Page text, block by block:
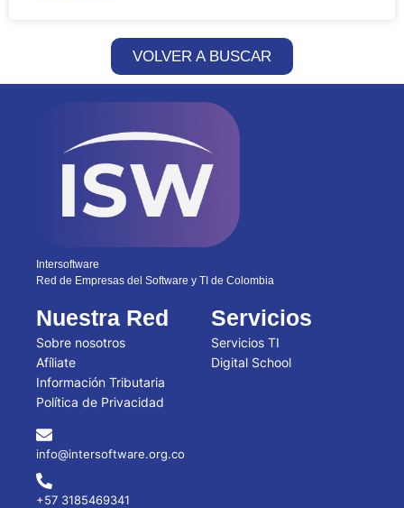
VOLVER A BUSCAR
Intersoftware
Red de Empresas del Software y TI de Colombia
Nuestra Red
Sobre nosotros
Afíliate
Información Tributaria
Política de Privacidad
Servicios
Servicios TI
Digital School
info@intersoftware.org.co
+57 3185469341